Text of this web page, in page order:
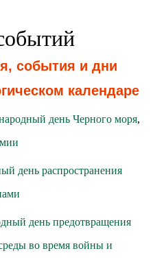
события и дни
календаре
день Черного моря,
день распространения
день предотвращения
во время войны и